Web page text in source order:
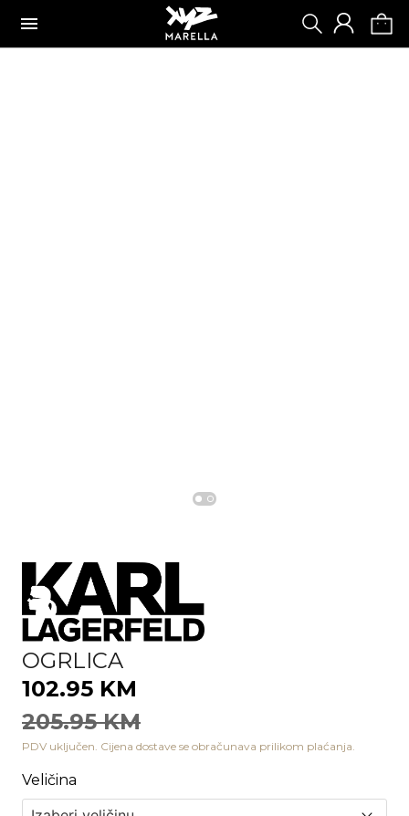
OGRLICA
102.95 KM
205.95 KM
PDV uključen. Cijena dostave se obračunava prilikom plaćanja.
Veličina